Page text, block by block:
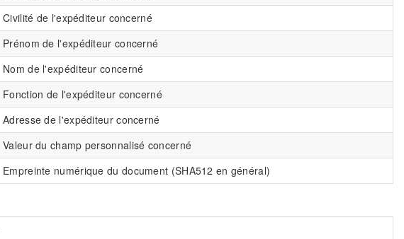
Civilité de l'expéditeur concerné
Prénom de l'expéditeur concerné
Nom de l'expéditeur concerné
Fonction de l'expéditeur concerné
Adresse de l'expéditeur concerné
Valeur du champ personnalisé concerné
Empreinte numérique du document (SHA512 en général)